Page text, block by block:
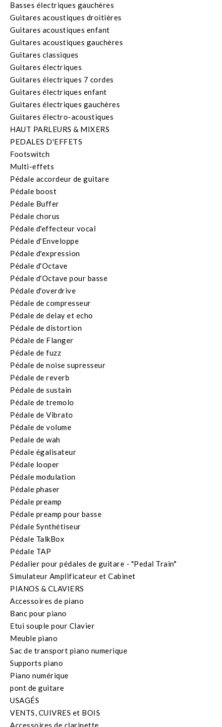
Basses électriques gauchères
Guitares acoustiques droitières
Guitares acoustiques enfant
Guitares acoustiques gauchères
Guitares classiques
Guitares électriques
Guitares électriques 7 cordes
Guitares électriques enfant
Guitares électriques gauchères
Guitares électro-acoustiques
HAUT PARLEURS & MIXERS
PEDALES D'EFFETS
Footswitch
Multi-effets
Pédale accordeur de guitare
Pédale boost
Pédale Buffer
Pédale chorus
Pédale d'effecteur vocal
Pédale d'Enveloppe
Pédale d'expression
Pédale d'Octave
Pédale d'Octave pour basse
Pédale d'overdrive
Pédale de compresseur
Pédale de delay et echo
Pédale de distortion
Pédale de Flanger
Pédale de fuzz
Pédale de noise supresseur
Pédale de reverb
Pédale de sustain
Pédale de tremolo
Pédale de Vibrato
Pédale de volume
Pedale de wah
Pédale égalisateur
Pédale looper
Pédale modulation
Pédale phaser
Pédale preamp
Pédale preamp pour basse
Pédale Synthétiseur
Pédale TalkBox
Pédale TAP
Pédalier pour pédales de guitare - "Pedal Train"
Simulateur Amplificateur et Cabinet
PIANOS & CLAVIERS
Accessoires de piano
Banc pour piano
Etui souple pour Clavier
Meuble piano
Sac de transport piano numerique
Supports piano
Piano numérique
pont de guitare
USAGÉS
VENTS, CUIVRES et BOIS
Accessoires de clarinette